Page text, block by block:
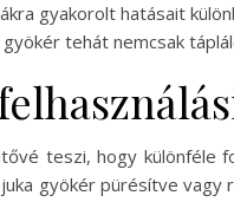
gyakorolt hatásait
tehát nemcsak
teszi, hogy különféle
gyökér pürésítve vagy